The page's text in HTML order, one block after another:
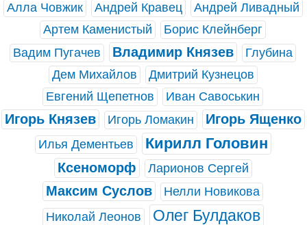
Алла Човжик
Андрей Кравец
Андрей Ливадный
Артем Каменистый
Борис Клейнберг
Вадим Пугачев
Владимир Князев
Глубина
Дем Михайлов
Дмитрий Кузнецов
Евгений Щепетнов
Иван Савоськин
Игорь Князев Игорь Ломакин Игорь Ященко
Илья Дементьев Кирилл Головин
Ксеноморф Ларионов Сергей
Максим Суслов
Нелли Новикова
Николай Леонов
Олег Булдаков